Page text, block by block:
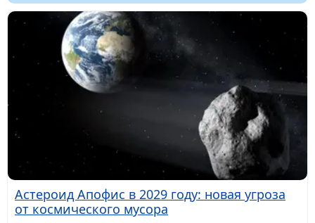
Астероид Апофис в 2029 году: новая угроза
от космического мусора